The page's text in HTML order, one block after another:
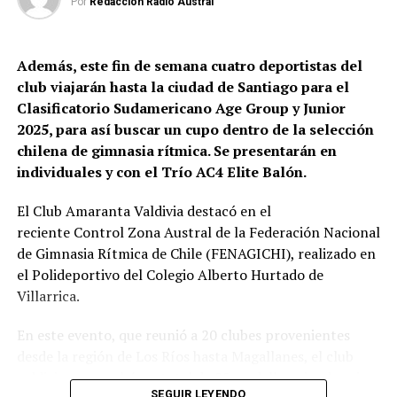
y benbru.cl.
Además, este fin de semana cuatro deportistas del
club viajarán hasta la ciudad de Santiago para el
Clasificatorio Sudamericano Age Group y Junior
2025, para así buscar un cupo dentro de la selección
chilena de gimnasia rítmica. Se presentarán en
individuales y con el Trío AC4 Elite Balón.
El Club Amaranta Valdivia destacó en el
reciente Control Zona Austral de la Federación Nacional
de Gimnasia Rítmica de Chile (FENAGICHI), realizado en
el Polideportivo del Colegio Alberto Hurtado de
Villarrica.
En este evento, que reunió a 20 clubes provenientes
valdiviano cosechó un total de 25 medallas, siendo seis
SEGUIR LEYENDO